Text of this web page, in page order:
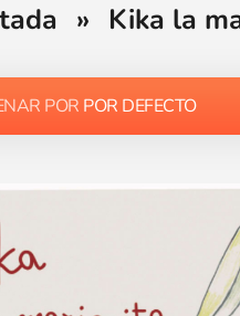
» Kika la
POR POR DEFECTO